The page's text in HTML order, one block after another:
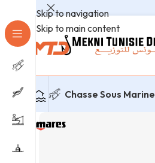
Skip to navigation
Skip to main content
Chasse Sous Marine